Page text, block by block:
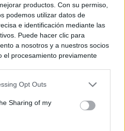
productos. Con su permiso,
podemos utilizar datos de
e identificación mediante las
Puede hacer clic para
a nosotros y a nuestros socios
el procesamiento previamente
en cuenta que algún
usted tiene el derecho de
Sus preferencias se aplicarán
Opt Outs
Sharing of my